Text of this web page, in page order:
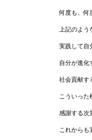
何度も、何
上記のよ
実践して自
自分が進化
社会貢献す
こういっ
感謝する次
これからも